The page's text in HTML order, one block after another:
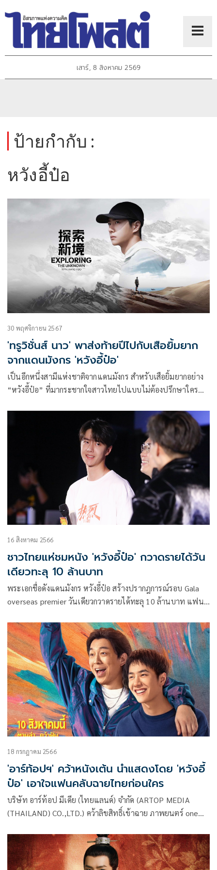
เสาร์, 8 สิงหาคม 2569
ป้ายกำกับ :
หวังอี้ป๋อ
30 พฤศจิกายน 2567
'ทรูวิชั่นส์ นาว' พาส่งท้ายปีไปกับเสือยิ้มยาก
จากแดนมังกร 'หวังอี้ป๋อ'
เป็นอีกหนึ่งสามีแห่งชาติจากแดนมังกร สำหรับเสือยิ้มยากอย่าง
“หวังอี้ป๋อ” ที่มากระชากใจสาวไทยไปแบบไม่ต้องปรึกษาใคร
และเพื่อเป็นของขวัญส่งท้ายปี แอปพลิเคชัน “ทรูวิชั่นส์ นาว”
พร้อมส่งความหล่อให้ได้ฟินกัน
16 สิงหาคม 2566
ชาวไทยแห่ชมหนัง 'หวังอี้ป๋อ' กวาดรายได้วัน
เดียวทะลุ 10 ล้านบาท
พระเอกชื่อดังแดนมังกร หวังอี้ป๋อ สร้างปรากฎการณ์รอบ Gala
overseas premier วันเดียวกวาดรายได้ทะลุ 10 ล้านบาท แฟน
ane Only โดยพระเอกคนดัง พร้อม ผู้กกำกับ ต้าเผิงเดินสาย
โปรโมท 12 โรง ตั้งแต่ 13 :00 – 20:45 น.
18 กรกฎาคม 2566
'อาร์ท้อปฯ' คว้าหนังเต้น นำแสดงโดย 'หวังอี้
ป๋อ' เอาใจแฟนคลับฉายไทยก่อนใคร
บริษัท อาร์ท้อป มีเดีย (ไทยแลนด์) จำกัด (ARTOP MEDIA
(THAILAND) CO.,LTD.) คว้าลิขสิทธิ์เข้าฉาย ภาพยนตร์ one
ตาร์ชื่อดังชาวจีน “หวังอี้ป๋อ” ร่วมกับ “หวงป๋อ” กำกับการแสดง
โดย ผู้กำกับ ต้าเผิง พร้อมเปิดฉายในวันที่ 10 สิงหาคมนี้ ทุกโรง
ภาพยนตร์